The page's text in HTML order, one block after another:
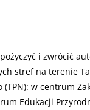
i zwrócić
stref na terenie
(TPN): w centrum
Edukacji